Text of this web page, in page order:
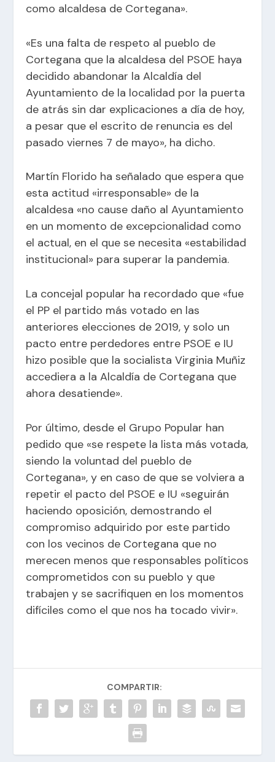
como alcaldesa de Cortegana».
«Es una falta de respeto al pueblo de
Cortegana que la alcaldesa del PSOE haya
decidido abandonar la Alcaldía del
Ayuntamiento de la localidad por la puerta
de atrás sin dar explicaciones a día de hoy,
a pesar que el escrito de renuncia es del
pasado viernes 7 de mayo», ha dicho.
Martín Florido ha señalado que espera que
esta actitud «irresponsable» de la
alcaldesa «no cause daño al Ayuntamiento
en un momento de excepcionalidad como
el actual, en el que se necesita «estabilidad
institucional» para superar la pandemia.
La concejal popular ha recordado que «fue
el PP el partido más votado en las
anteriores elecciones de 2019, y solo un
pacto entre perdedores entre PSOE e IU
hizo posible que la socialista Virginia Muñiz
accediera a la Alcaldía de Cortegana que
ahora desatiende».
Por último, desde el Grupo Popular han
pedido que «se respete la lista más votada,
siendo la voluntad del pueblo de
Cortegana», y en caso de que se volviera a
repetir el pacto del PSOE e IU «seguirán
haciendo oposición, demostrando el
compromiso adquirido por este partido
con los vecinos de Cortegana que no
merecen menos que responsables políticos
comprometidos con su pueblo y que
trabajen y se sacrifiquen en los momentos
difíciles como el que nos ha tocado vivir».
COMPARTIR: